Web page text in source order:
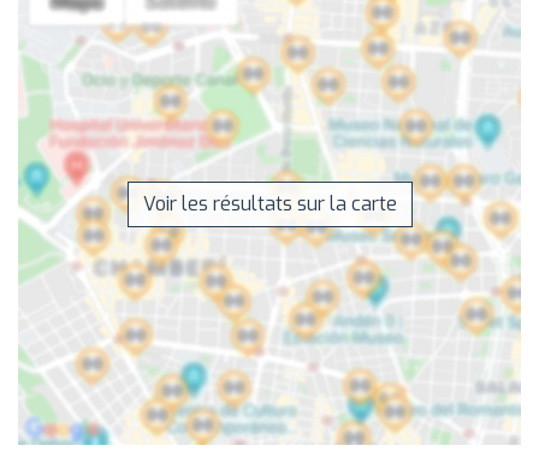
Voir les résultats sur la carte